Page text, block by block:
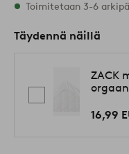
Varastossa
Toimitetaan 3-6
Täydennä näillä
ZACK
16,99